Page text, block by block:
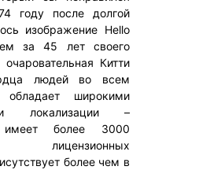
году после долгой
изображение Hello
за 45 лет своего
Китти
людей во всем
широкими
локализации –
более 3000
лицензионных
более чем в